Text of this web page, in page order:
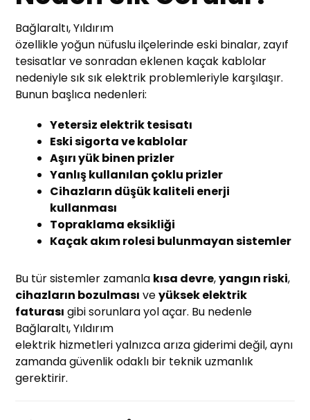
Bağlaraltı, Yıldırım
özellikle yoğun nüfuslu ilçelerinde eski binalar, zayıf
tesisatlar ve sonradan eklenen kaçak kablolar
nedeniyle sık sık elektrik problemleriyle karşılaşır.
Bunun başlıca nedenleri:
Yetersiz elektrik tesisatı
Eski sigorta ve kablolar
Aşırı yük binen prizler
Yanlış kullanılan çoklu prizler
Cihazların düşük kaliteli enerji
kullanması
Topraklama eksikliği
Kaçak akım rolesi bulunmayan sistemler
Bu tür sistemler zamanla kısa devre,yangın riski,
cihazların bozulması veyüksek elektrik
faturası gibi sorunlara yol açar. Bu nedenle
Bağlaraltı, Yıldırım
elektrik hizmetleri yalnızca arıza giderimi değil, aynı
zamanda güvenlik odaklı bir teknik uzmanlık
gerektirir.